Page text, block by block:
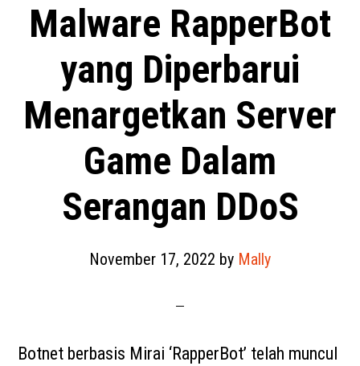
Malware RapperBot
yang Diperbarui
Menargetkan Server
Game Dalam
Serangan DDoS
November 17, 2022 by Mally
Botnet berbasis Mirai ‘RapperBot’ telah muncul